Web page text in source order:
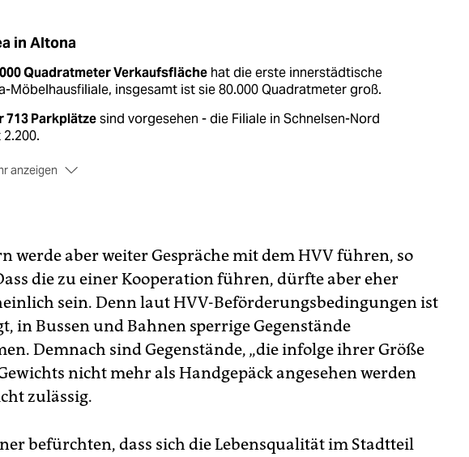
in Altona
Quadratmeter Verkaufsflächehat die erste innerstädtische
Möbelhausfiliale, insgesamt ist sie 80.000 Quadratmeter groß.
713 Parkplätzesind vorgesehen - die Filiale in Schnelsen-Nord
2.200.
anzeigen
von 7 bis 20 Uhr.
soll Ikea Altona im Sommer 2014.
werde aber weiter Gespräche mit dem HVV führen, so
die zu einer Kooperation führen, dürfte aber eher
sein. Denn laut HVV-Beförderungsbedingungen ist
in Bussen und Bahnen sperrige Gegenstände
Demnach sind Gegenstände, „die infolge ihrer Größe
nicht mehr als Handgepäck angesehen werden
zulässig.
befürchten, dass sich die Lebensqualität im Stadtteil